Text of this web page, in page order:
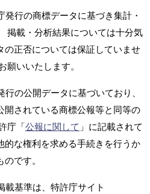
行の商標データに基づき集計・
掲載・分析結果については十分気
の正否については保証していませ
願いいたします。
の公開データに基づいており、
開されている商標公報等と同等の
庁「公報に関して 」に記載されて
的な権利を求める手続きを行うか
です。
載基準は、特許庁サイト